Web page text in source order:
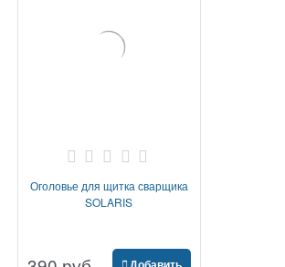
Оголовье для щитка сварщика
SOLARIS